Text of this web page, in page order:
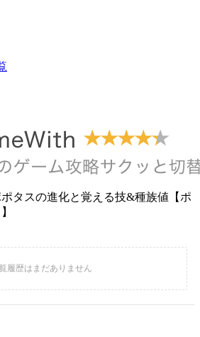
ポタスの進化と覚える技&種族値【ポ